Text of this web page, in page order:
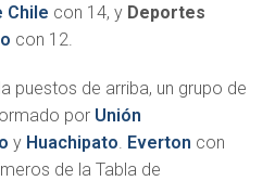
Chile con 14, y Deportes
con 12.
puestos de arriba, un grupo de
por Unión
y Huachipato. Everton con
de la Tabla de